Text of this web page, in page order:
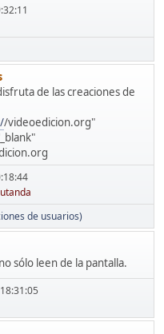
de las creaciones de
/videoedicion.org"
de usuarios)
sólo leen de la pantalla.